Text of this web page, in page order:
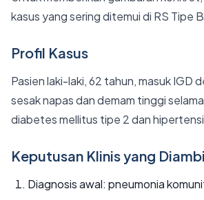
kasus yang sering ditemui di RS Tipe
Profil Kasus
Pasien laki-laki, 62 tahun, masuk IGD
sesak napas dan demam tinggi
diabetes mellitus tipe 2 dan
Keputusan Klinis yang
Diagnosis awal: pneumonia